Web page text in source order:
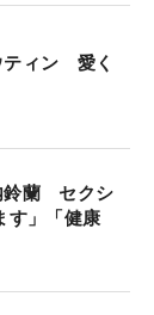
ティン 愛く
鈴蘭 セクシ
す」「健康